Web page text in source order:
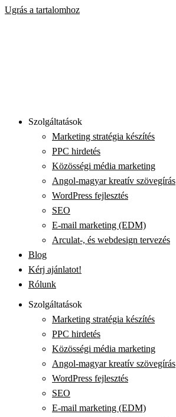
Ugrás a tartalomhoz
Szolgáltatások
Marketing stratégia készítés
PPC hirdetés
Közösségi média marketing
Angol-magyar kreatív szövegírás
WordPress fejlesztés
SEO
E-mail marketing (EDM)
Arculat-, és webdesign tervezés
Blog
Kérj ajánlatot!
Rólunk
Szolgáltatások
Marketing stratégia készítés
PPC hirdetés
Közösségi média marketing
Angol-magyar kreatív szövegírás
WordPress fejlesztés
SEO
E-mail marketing (EDM)